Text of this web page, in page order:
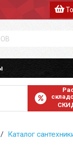
Каталог